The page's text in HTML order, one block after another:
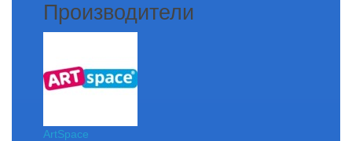
Производители
ArtSpace